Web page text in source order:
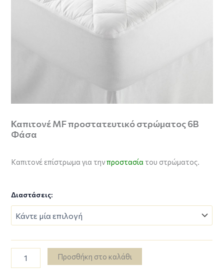
Καπιτονέ MF προστατευτικό στρώματος 6Β
Φάσα
Καπιτονέ επίστρωμα για τηνπροστασία του στρώματος.
Διαστάσεις:
Προσθήκη στο καλάθι